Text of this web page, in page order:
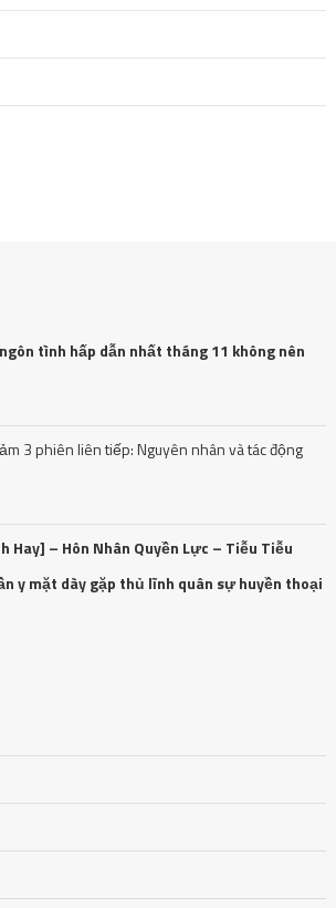
tình hấp dẫn nhất tháng 11 không nên
3 phiên liên tiếp: Nguyên nhân và tác động
Hay] – Hôn Nhân Quyền Lực – Tiễu Tiễu
y mặt dày gặp thủ lĩnh quân sự huyền thoại